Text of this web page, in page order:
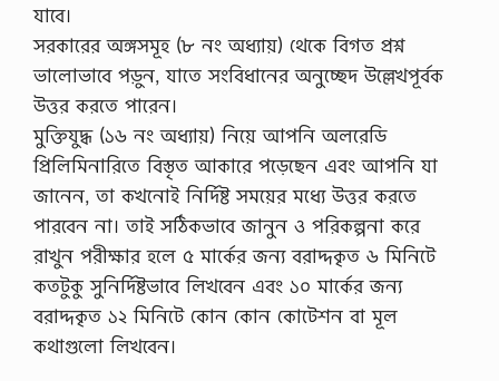
যাবে।
সরকারের অঙ্গসমূহ (৮ নং অধ্যায়) থেকে বিগত প্রশ্ন
ভালোভাবে পড়ুন, যাতে সংবিধানের অনুচ্ছেদ উল্লেখপূর্বক
উত্তর করতে পারেন।
মুক্তিযুদ্ধ (১৬ নং অধ্যায়) নিয়ে আপনি অলরেডি
প্রিলিমিনারিতে বিস্তৃত আকারে পড়েছেন এবং আপনি যা
জানেন, তা কখনোই নির্দিষ্ট সময়ের মধ্যে উত্তর করতে
পারবেন না। তাই সঠিকভাবে জানুন ও পরিকল্পনা করে
রাখুন পরীক্ষার হলে ৫ মার্কের জন্য বরাদ্দকৃত ৬ মিনিটে
কতটুকু সুনির্দিষ্টভাবে লিখবেন এবং ১০ মার্কের জন্য
বরাদ্দকৃত ১২ মিনিটে কোন কোন কোটেশন বা মূল
কথাগুলো লিখবেন।